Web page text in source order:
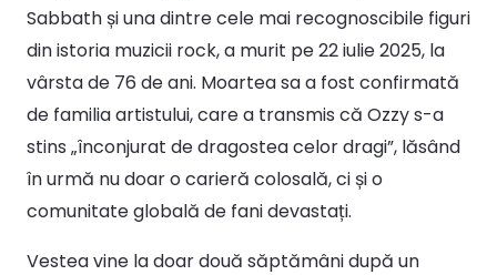
Sabbath și una dintre cele mai recognoscibile figuri
din istoria muzicii rock, a murit pe 22 iulie 2025, la
vârsta de 76 de ani. Moartea sa a fost confirmată
de familia artistului, care a transmis că Ozzy s-a
stins „înconjurat de dragostea celor dragi”, lăsând
în urmă nu doar o carieră colosală, ci și o
comunitate globală de fani devastați.
Vestea vine la doar două săptămâni după un